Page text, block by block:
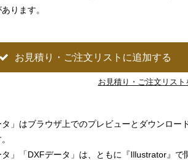
ります。
お見積り・ご注文リストに追加する
お見積り・ご注文リスト
タ」はブラウザ上でのプレビューとダウンロー
タ」「DXFデータ」は、ともに『Illustrator』で